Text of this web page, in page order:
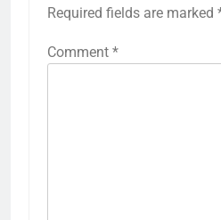
Required fields are marked
Comment *